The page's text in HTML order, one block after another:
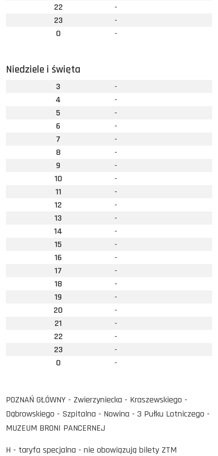
22
-
23
-
0
-
Niedziele i święta
3
-
4
-
5
-
6
-
7
-
8
-
9
-
10
-
11
-
12
-
13
-
14
-
15
-
16
-
17
-
18
-
19
-
20
-
21
-
22
-
23
-
0
-
POZNAŃ GŁÓWNY - Zwierzyniecka - Kraszewskiego -
Dąbrowskiego - Szpitalna - Nowina - 3 Pułku Lotniczego -
MUZEUM BRONI PANCERNEJ
H - taryfa specjalna - nie obowiązują bilety ZTM